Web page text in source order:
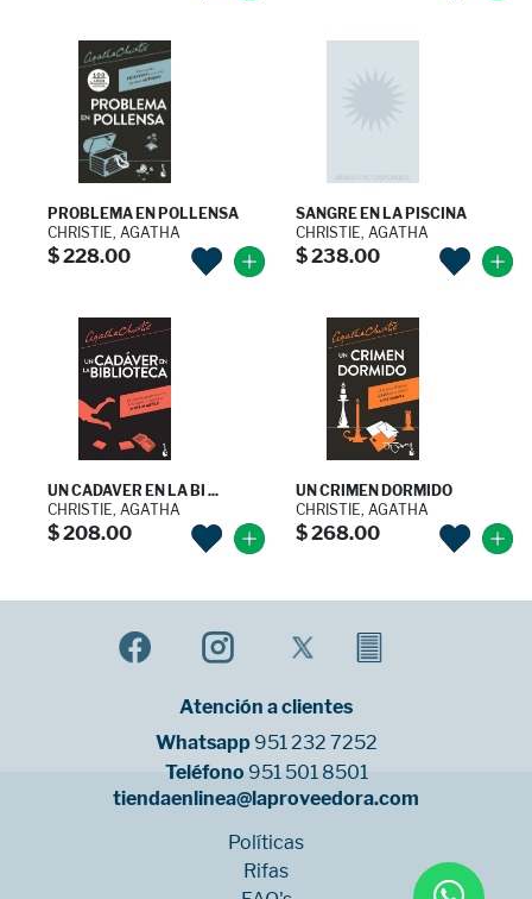
PROBLEMA EN POLLENSA
CHRISTIE, AGATHA
$ 228.00
SANGRE EN LA PISCINA
CHRISTIE, AGATHA
$ 238.00
UN CADAVER EN LA BI ...
CHRISTIE, AGATHA
$ 208.00
UN CRIMEN DORMIDO
CHRISTIE, AGATHA
$ 268.00
Atención a clientes
Whatsapp 951 232 7252
Teléfono 951 501 8501
tiendaenlinea@laproveedora.com
Políticas
Rifas